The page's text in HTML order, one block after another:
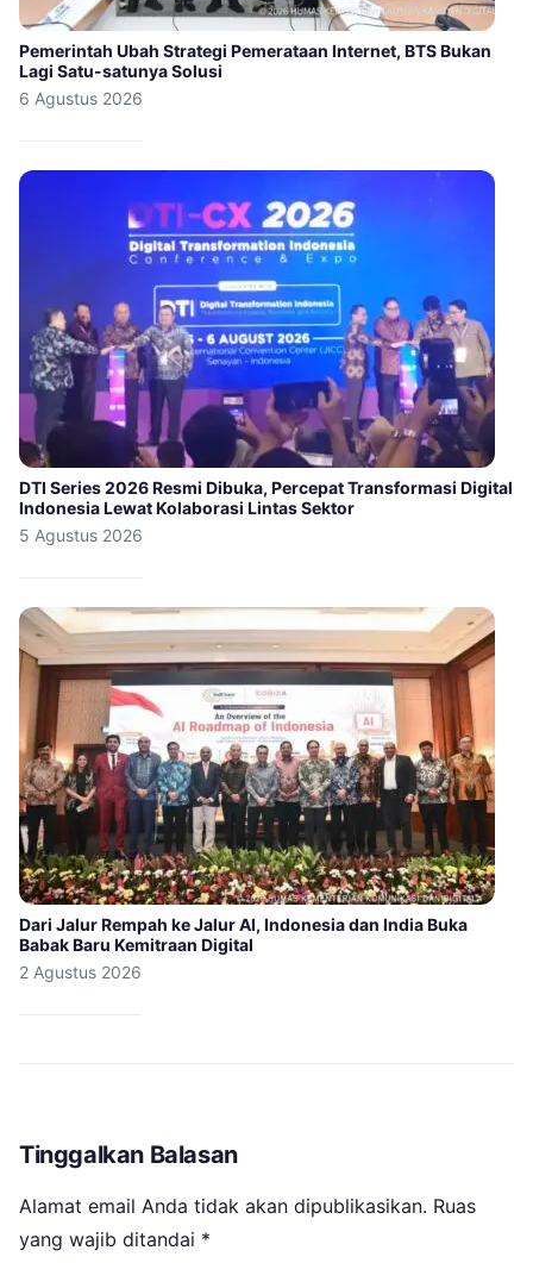
Pemerintah Ubah Strategi Pemerataan Internet, BTS Bukan
Lagi Satu-satunya Solusi
6 Agustus 2026
DTI Series 2026 Resmi Dibuka, Percepat Transformasi Digital
Indonesia Lewat Kolaborasi Lintas Sektor
5 Agustus 2026
Dari Jalur Rempah ke Jalur AI, Indonesia dan India Buka
Babak Baru Kemitraan Digital
2 Agustus 2026
Tinggalkan Balasan
Alamat email Anda tidak akan dipublikasikan. Ruas
yang wajib ditandai *